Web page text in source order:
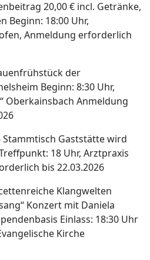
20,00 € incl. Getränke,
Beginn: 18:00 Uhr,
Anmeldung erforderlich
der
Beginn: 8:30 Uhr,
Oberkainsbach Anmeldung
Stammtisch Gaststätte wird
18 Uhr, Arztpraxis
bis 22.03.2026
Klangwelten
Konzert mit Daniela
Einlass: 18:30 Uhr
Kirche